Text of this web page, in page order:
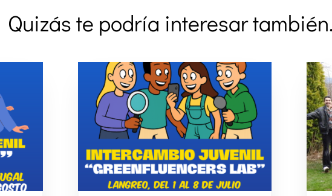
Quizás te podría interesar